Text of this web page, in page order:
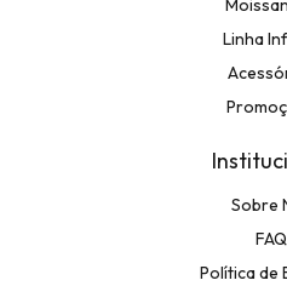
Linha
Sobre
FAQ
Política de